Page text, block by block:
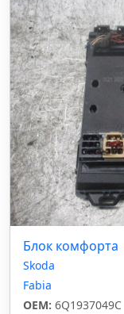
Блок комфорта
Skoda
Fabia
OEM: 6Q1937049C